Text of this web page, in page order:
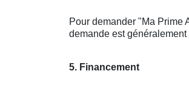
Pour demander "Ma Prime
demande est
5. Financement